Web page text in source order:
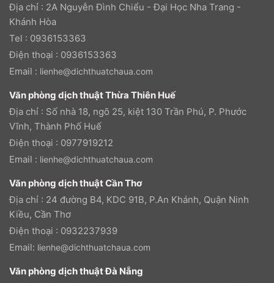
Địa chỉ : 2A Nguyễn Đình Chiểu - Đại Học Nha Trang -
Khánh Hòa
Tel : 0936153363
Điện thoại : 0936153363
Email : lienhe@dichthuatchaua.com
Văn phòng dịch thuật Thừa Thiên Huế
Địa chỉ : Số nhà 18, ngõ 25, kiệt 130 Trần Phú, P. Phước
Vĩnh, Thành Phố Huế
Điện thoại : 0977919212
Email : lienhe@dichthuatchaua.com
Văn phòng dịch thuật Cần Thơ
Địa chỉ : 24 đường B4, KDC 91B, P.An Khánh, Quận Ninh
Kiều, Cần Thơ
Điện thoại : 0932237939
Email: lienhe@dichthuatchaua.com
Văn phòng dịch thuật Đà Nẵng